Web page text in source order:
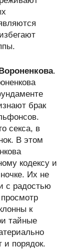
.
брак
секса, в
В этом
кодексу и
Их не
с радостью
к
тайные
и порядок.